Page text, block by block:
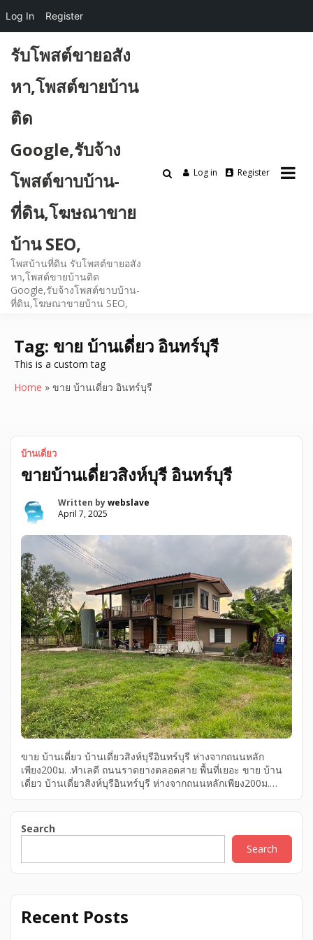
content
รับโพสต์ขายอสัง
หา,โพสต์ขายบ้าน
ติด
Google,รับจ้าง
โพสต์ขาบบ้าน-
ที่ดิน,โฆษณาขาย
บ้าน SEO,
โพสบ้านที่ดิน รับโพสต์ขายอสัง
หา,โพสต์ขายบ้านติด
Google,รับจ้างโพสต์ขาบบ้าน-
ที่ดิน,โฆษณาขายบ้าน SEO,
Log in Register
Tag: ขาย บ้านเดี่ยว อินทร์บุรี
This is a custom tag
Home » ขาย บ้านเดี่ยว อินทร์บุรี
บ้านเดี่ยว
ขายบ้านเดี่ยวสิงห์บุรี อินทร์บุรี
Written bywebslave
April 7, 2025
ขาย บ้านเดี่ยว บ้านเดี่ยวสิงห์บุรีอินทร์บุรี ห่างจากถนนหลัก
เพียง200ม. .ทำเลดี ถนนราดยางตลอดสาย พื้นที่เยอะ ขาย บ้าน
เดี่ยว บ้านเดี่ยวสิงห์บุรีอินทร์บุรี ห่างจากถนนหลักเพียง200ม.
บ้านเดี่ยวสิงห์บุรีอินทร์บุรี ขายบ้านเดี่ยวสิงห์บุรี อินทร์บุรี ห่างจาก
ถนนหลักเพียง 200 ม. ทำเลดี ถนนราดยางตลอดสาย, อยู่ ทำเลดี
พื้นที่เยอะ ขายบ้านเดี่ยวสิงห์บุรี อินทร์บุรี ห่างจากถนนหลักเพียง
200 ม. ทำเลดี ถนนราดยางตลอดสาย, อยู่ ทำเลดีพื้นที่เยอะ ที่ดิน
Search
Search
Recent Posts
Log In Register